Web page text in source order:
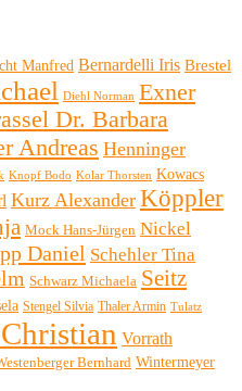
Manfred Bernardelli Iris Brestel
Diehl Norman Exner
Dr. Barbara
Andreas Henninger
Knopf Bodo Kolar Thorsten Kowacs
Kurz Alexander Köppler
Mock Hans-Jürgen Nickel
Daniel Schehler Tina
Schwarz Michaela Seitz
Stengel Silvia Thaler Armin Tulatz
Vorrath
Bernhard Wintermeyer